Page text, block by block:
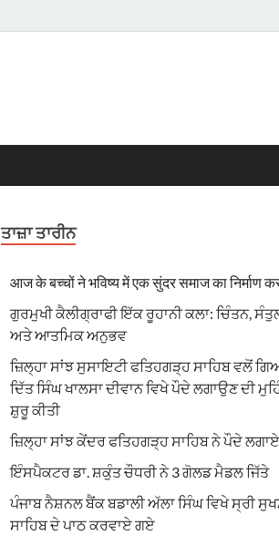
ਤਾਜ਼ਾ ਤਾਰੀਨ
आज के बच्चों ने भविष्य में एक सुंदर समाज का निर्माण
ਗੁਰਮੁਖੀ ਕੈਲੀਗ੍ਰਾਫੀ ਇੱਕ ਰੂਹਾਨੀ ਕਲਾ: ਚਿੰਤਨ,
ਅਤੇ ਆਤਮਿਕ ਅਨੁਭਵ
ਜ਼ਿਲ੍ਹਾ ਸਾਂਝ ਸੁਸਾਇਟੀ ਫਤਿਹਗੜ੍ਹ ਸਾਹਿਬ ਵਲੋਂ
ਦਿੱਤ ਸਿੰਘ ਖਾਲਸਾ ਦੀਵਾਨ ਵਿਖੇ ਪੌਦੇ ਲਗਾਉਣ ਦੀ
ਸ਼ੁਰੂ ਕੀਤੀ
ਜ਼ਿਲ੍ਹਾ ਸਾਂਝ ਕੇਂਦਰ ਫਤਿਹਗੜ੍ਹ ਸਾਹਿਬ ਨੇ ਪੌਦੇ ਲਗਾਏ
ਇੰਸਪੈਕਟਰ ਡਾ. ਸ਼ਕੁੰਤ ਚੌਧਰੀ ਨੇ 3 ਗੋਲਡ ਮੈਡਲ ਜਿੱਤੇ
ਪੰਜਾਬ ਨੈਸ਼ਨਲ ਬੈਂਕ ਬਡਾਲੀ ਅੱਲਾ ਸਿੰਘ ਵਿਖੇ ਸ੍ਰੀ
ਸਾਹਿਬ ਦੇ ਪਾਠ ਕਰਵਾਏ ਗਏ